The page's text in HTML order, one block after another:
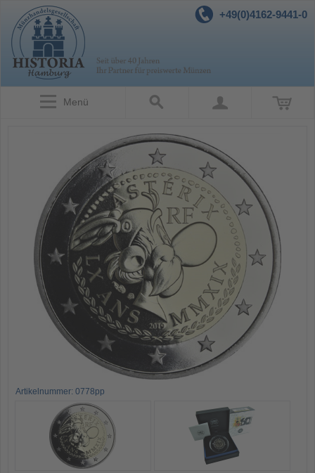
+49(0)4162-9441-0
Menü
Artikelnummer: 0778pp